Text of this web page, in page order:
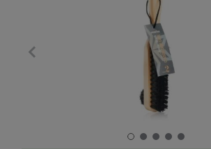
Springyard